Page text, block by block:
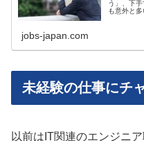
う」、下
も意外と
転職失敗
jobs-japan.com
未経験の仕事にチ
以前はIT関連のエンジニ